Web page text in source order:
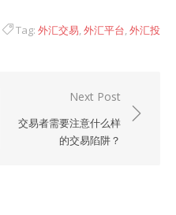
Tag: 外汇交易,外汇平台,外汇投
Next Post
交易者需要注意什么样
的交易陷阱？